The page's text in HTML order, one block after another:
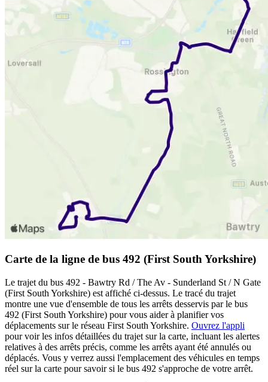
Carte de la ligne de bus 492 (First South Yorkshire)
Le trajet du bus 492 - Bawtry Rd / The Av - Sunderland St / N Gate
(First South Yorkshire) est affiché ci-dessus. Le tracé du trajet
montre une vue d'ensemble de tous les arrêts desservis par le bus
492 (First South Yorkshire) pour vous aider à planifier vos
déplacements sur le réseau First South Yorkshire. Ouvrez l'appli
pour voir les infos détaillées du trajet sur la carte, incluant les alertes
relatives à des arrêts précis, comme les arrêts ayant été annulés ou
déplacés. Vous y verrez aussi l'emplacement des véhicules en temps
réel sur la carte pour savoir si le bus 492 s'approche de votre arrêt.